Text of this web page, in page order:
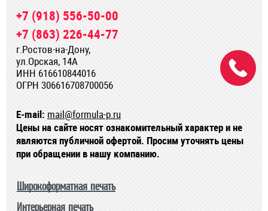
+7 (918) 556-50-00
+7 (863) 226-44-77
г.Ростов-на-Дону,
ул.Орская, 14А
ИНН 616610844016
ОГРН 306616708700056
E-mail: mail@formula-p.ru
Цены на сайте носят ознакомительный характер и не
являются публичной офертой. Просим уточнять цены
при обращении в нашу компанию.
Широкоформатная печать
Интерьерная печать